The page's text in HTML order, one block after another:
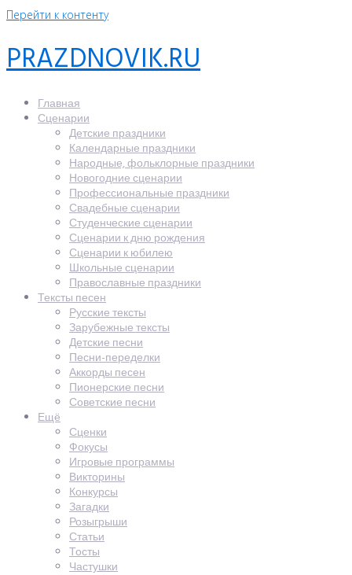
Перейти к контенту
PRAZDNOVIK.RU
Главная
Сценарии
Детские праздники
Календарные праздники
Народные, фольклорные праздники
Новогодние сценарии
Профессиональные праздники
Свадебные сценарии
Студенческие сценарии
Сценарии к дню рождения
Сценарии к юбилею
Школьные сценарии
Православные праздники
Тексты песен
Русские тексты
Зарубежные тексты
Детские песни
Песни-переделки
Аккорды песен
Пионерские песни
Советские песни
Ещё
Сценки
Фокусы
Игровые программы
Викторины
Конкурсы
Загадки
Розыгрыши
Статьи
Тосты
Частушки